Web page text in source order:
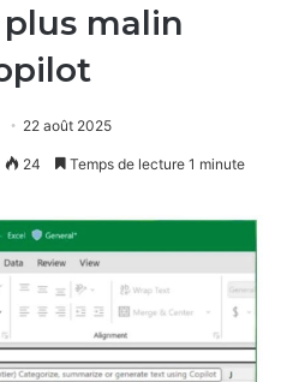
malin
22 août 2025
24 Temps de lecture 1 minute